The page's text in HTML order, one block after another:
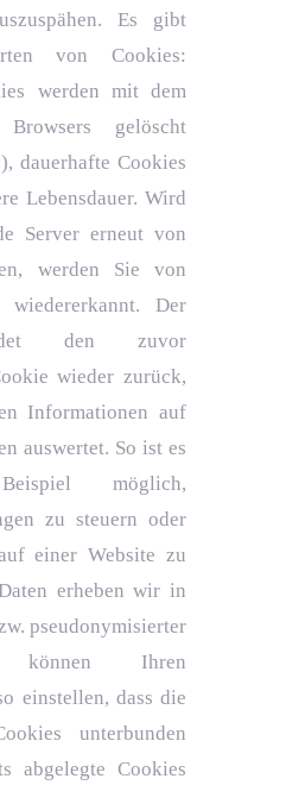
Es gibt
von Cookies:
werden mit dem
gelöscht
dauerhafte Cookies
Lebensdauer. Wird
Server erneut von
werden Sie von
wiedererkannt. Der
den zuvor
wieder zurück,
Informationen auf
auswertet. So ist es
möglich,
zu steuern oder
einer Website zu
erheben wir in
pseudonymisierter
Ihren
einstellen, dass die
unterbunden
abgelegte Cookies